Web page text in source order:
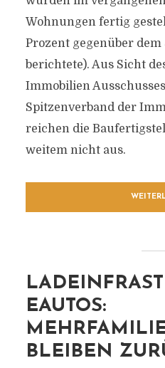
Wohnungen fertig
Prozent gegenüber dem
berichtete). Aus Sicht
Immobilien
Spitzenverband der
reichen die
weitem nicht aus.
EAUTOS:
BLEIBEN